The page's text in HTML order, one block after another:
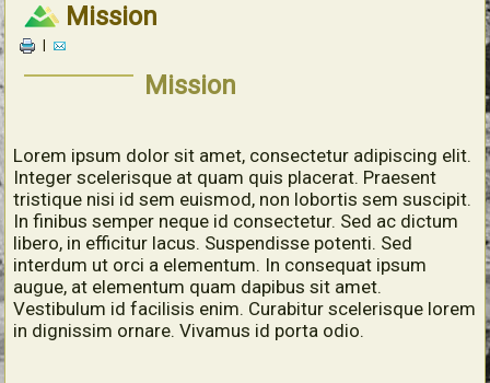
Mission
|
Mission
Lorem ipsum dolor sit amet, consectetur adipiscing elit.
Integer scelerisque at quam quis placerat. Praesent
tristique nisi id sem euismod, non lobortis sem suscipit.
In finibus semper neque id consectetur. Sed ac dictum
libero, in efficitur lacus. Suspendisse potenti. Sed
interdum ut orci a elementum. In consequat ipsum
augue, at elementum quam dapibus sit amet.
Vestibulum id facilisis enim. Curabitur scelerisque lorem
in dignissim ornare. Vivamus id porta odio.